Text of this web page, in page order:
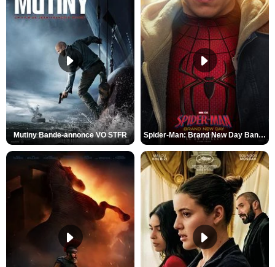
Mutiny Bande-annonce VO STFR Spider-Man: Brand New Day Bande-annonce VO STFR